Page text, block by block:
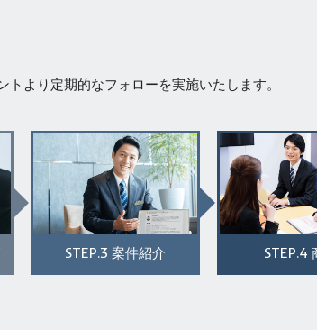
より定期的なフォローを実施いたします。
STEP.3 案件紹介 STEP.4